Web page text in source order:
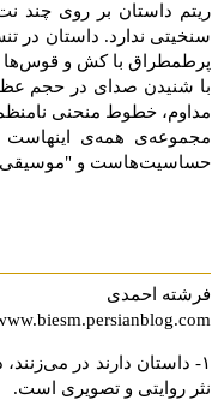
ریتم داستان بر روی چند
سنخیتی ندارد. داستان در
پرطمطراق با کش و
با شنیدن صدای در حجم
مداوم، خطوط منحنی
مجموعه‌ی همه‌ی ‌اینهاست
حساسیت‌هاست و "موسیقی"
فرشته احمدی
۱- داستان دارند در
نثر روایتی و تصویری است.